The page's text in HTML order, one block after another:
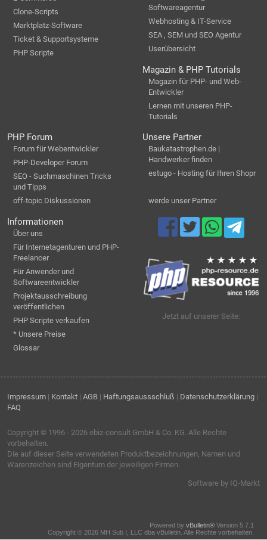
Clone-Scripts
Marktplatz-Software
Ticket & Supportsysteme
PHP Scripte
Softwareagentur
Webhosting & IT-Service
SEA , SEM und SEO Agentur
Userübersicht
Magazin & PHP Tutorials
Magazin für PHP- und Web-
Entwickler
Lernen mit unseren PHP-
Tutorials
PHP Forum
Forum für Webentwickler
PHP-Developer Forum
SEO - Suchmaschinen Tricks
und Tipps
off-topic Diskussionen
Unsere Partner
Baukatastrophen.de |
Handwerker finden
estugo - Hosting für Ihren Shopr
werde unser Partner
Informationen
Über uns
Für Internetagenturen und PHP-
Freelancer
Für Anwender und
Softwareentwickler
Projektausschreibung
veröffentlichen
PHP Scripte verkaufen
* Unsere Preise
Glossar
Jetzt auf unserer Seite:
Impressum | Kontakt | AGB | Haftungsaussschluß | Datenschutzerklärung |
FAQ
Copyright © 1996 - 2026 ebiz-consult GmbH & Co. KG. Alle Rechte
vorbehalten.
Die auf dieser Seite verwendeten Produktbezeichnungen, Namen und
Warenzeichen sind Eigentum der jeweiligen Firmen.
Software by IQ-Markt
Powered by vBulletin® Version 5.7.1
Copyright © 2026 MH Sub I, LLC dba vBulletin. Alle Rechte vorbehalten.